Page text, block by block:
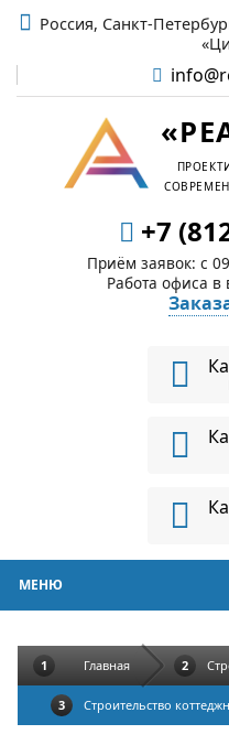
Россия, Санкт-
+7
Приём заявок: c
Работа офиса
МЕНЮ
Главная
Строительство